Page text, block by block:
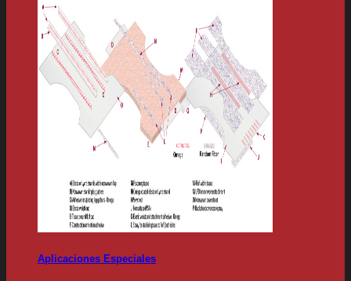
Aplicaciones Especiales